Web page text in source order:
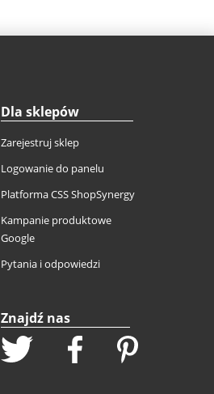
Dla sklepów
Zarejestruj sklep
Logowanie do panelu
Platforma CSS ShopSynergy
Kampanie produktowe
Google
Pytania i odpowiedzi
Znajdź nas